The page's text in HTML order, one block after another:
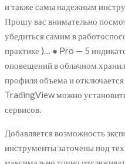
и также самы надежным
Прошу вас внимательно
убедиться самим в
практике )… ● Pro — 5
оповещений в облачном
профиля объема и
TradingView можно
сервисов.
Добавляется возможность
инструменты заточены под